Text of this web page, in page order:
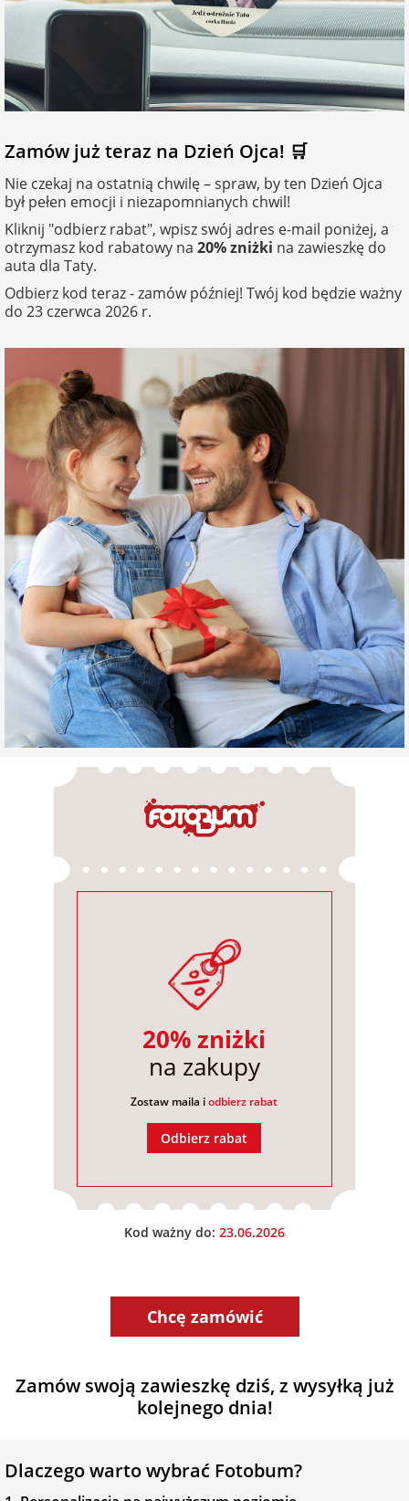
Zamów już teraz na Dzień Ojca! 🛒
Nie czekaj na ostatnią chwilę – spraw, by ten Dzień Ojca
był pełen emocji i niezapomnianych chwil!
Kliknij "odbierz rabat", wpisz swój adres e-mail poniżej, a
otrzymasz kod rabatowy na 20% zniżki na zawieszkę do
auta dla Taty.
Odbierz kod teraz - zamów później! Twój kod będzie ważny
do 23 czerwca 2026 r.
20% zniżki
na zakupy
Zostaw maila iodbierz rabat
Odbierz rabat
Kod ważny do: 23.06.2026
Chcę zamówić
Zamów swoją zawieszkę dziś, z wysyłką już
kolejnego dnia!
Dlaczego warto wybrać Fotobum?